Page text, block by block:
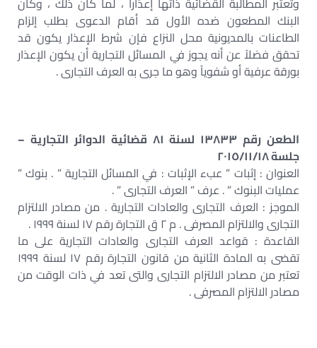
البنك المطعون ضده الأول قد أقام الدعوى بطلب إلزام
الطاعنات بالمديونية محل النزاع فإن شرط الإعذار يكون قد
تحقق فضلاً عن أنه يجوز في المسائل التجارية أن يكون الإعذار
بورقة عرفية أو شفوياً وهو ما جرى به العرف التجارى .
الطعن رقم ١٣٨٣٣ لسنة ٨١ قضائية الدوائر التجارية –
جلسة ٢٠١٥/١١/١٨
العنوان : إثبات ” عبء الإثبات : في المسائل التجارية ” . بنوك ”
عمليات البنوك ” . عرف ” العرف التجارى ” .
الموجز : العرف التجارى والعادات التجارية . من مصادر الالتزام
التجارى والالتزام المصرفى . م ٢ ق التجارة رقم ١٧ لسنة ١٩٩٩ .
القاعدة : قواعد العرف التجارى والعادات التجارية على ما
تقضى به المادة الثانية من قانون التجارة رقم ١٧ لسنة ١٩٩٩
تعتبر من مصادر الالتزام التجارى والتى تعد في ذات الوقت من
مصادر الالتزام المصرفى .